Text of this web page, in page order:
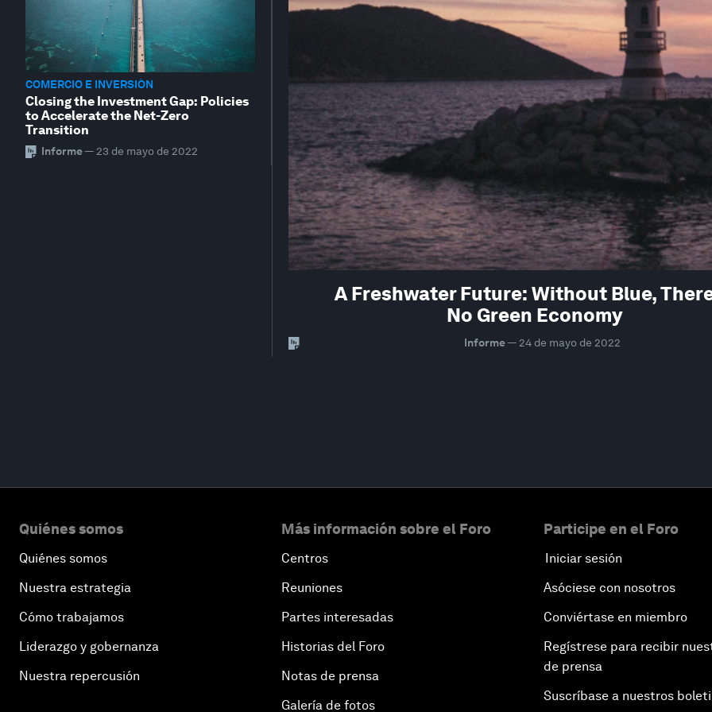
A Freshwater Future: Without Blue,
No Green Economy
Informe— 24 de mayo de 2022
COMERCIO E INVERSIÓN
Closing the Investment Gap: Policies
to Accelerate the Net-Zero
Transition
Informe—23 de mayo de 2022
Quiénes somos
Quiénes somos
Nuestra estrategia
Cómo trabajamos
Liderazgo y gobernanza
Nuestra repercusión
Más información sobre el Foro
Centros
Reuniones
Partes interesadas
Historias del Foro
Notas de prensa
Galería de fotos
Participe en el Foro
Iniciar sesión
Asóciese con nosotros
Conviértase en miembro
Regístrese para recibir
de prensa
Suscríbase a nuestros